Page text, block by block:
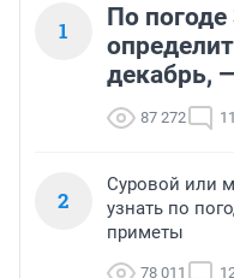
1
По
декабрь,
87 272 11
2
Суровой или
узнать по
приметы
78 011